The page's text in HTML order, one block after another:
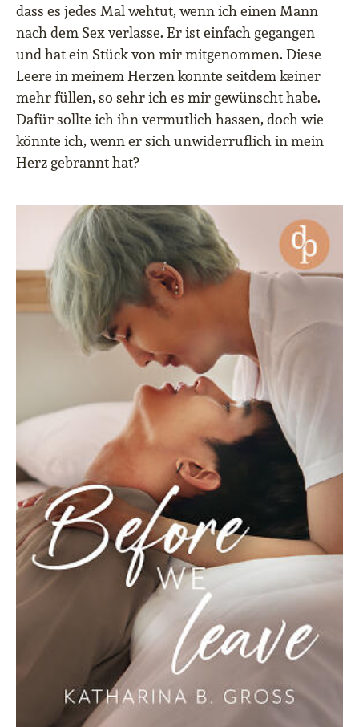
dass es jedes Mal wehtut, wenn ich einen Mann
nach dem Sex verlasse. Er ist einfach gegangen
und hat ein Stück von mir mitgenommen. Diese
Leere in meinem Herzen konnte seitdem keiner
mehr füllen, so sehr ich es mir gewünscht habe.
Dafür sollte ich ihn vermutlich hassen, doch wie
könnte ich, wenn er sich unwiderruflich in mein
Herz gebrannt hat?